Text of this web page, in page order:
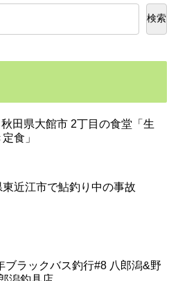
検索
秋田県大館市 2丁目の食堂「生
食」
東近江市で鮎釣り中の事故
ブラックバス釣行#8 八郎潟&野